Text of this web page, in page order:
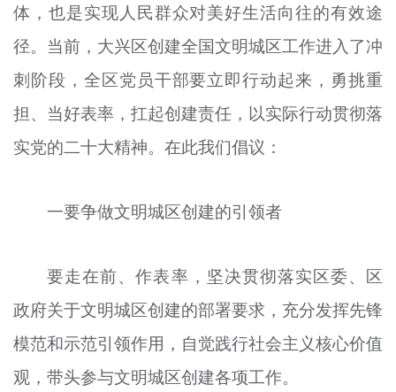
榜样人物
+
身边好人
文明评论
北京宣传文化引导基金
宣传思想文化人才
资料库
+
体，也是实现人民群众对美好生活向往的有效途
径。当前，大兴区创建全国文明城区工作进入了冲
刺阶段，全区党员干部要立即行动起来，勇挑重
担、当好表率，扛起创建责任，以实际行动贯彻落
实党的二十大精神。在此我们倡议：
一要争做文明城区创建的引领者
要走在前、作表率，坚决贯彻落实区委、区
政府关于文明城区创建的部署要求，充分发挥先锋
模范和示范引领作用，自觉践行社会主义核心价值
观，带头参与文明城区创建各项工作。